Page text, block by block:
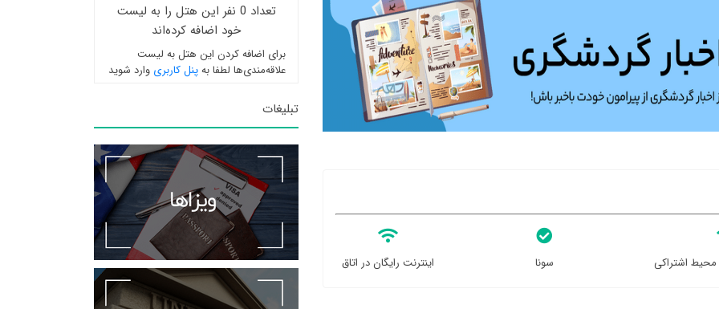
محیط اشتراکی سونا اینترنت رایگان در اتاق
تعداد 0 نفر این هتل را به لیست
خود اضافه کرده‌اند
برای اضافه کردن این هتل به لیست
علاقه‌مندی‌ها لطفا بهپنل کاربری وارد شوید
تبلیغات